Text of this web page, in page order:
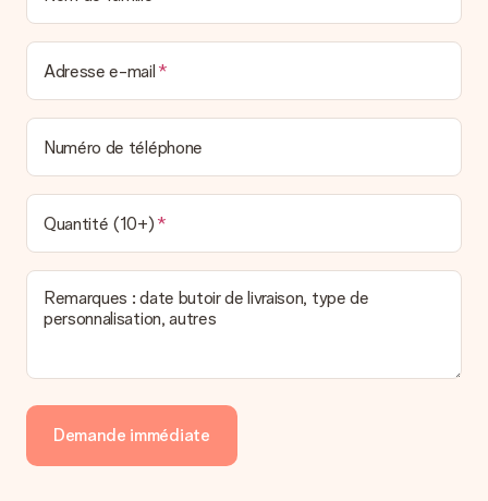
Adresse e-mail
Numéro de téléphone
Quantité (10+)
Remarques : date butoir de livraison, type de
personnalisation, autres
Demande immédiate